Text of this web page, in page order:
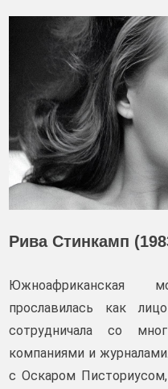
Рива Стинкамп
Южноафриканская
прославилась как
сотрудничала со
компаниями и
с Оскаром